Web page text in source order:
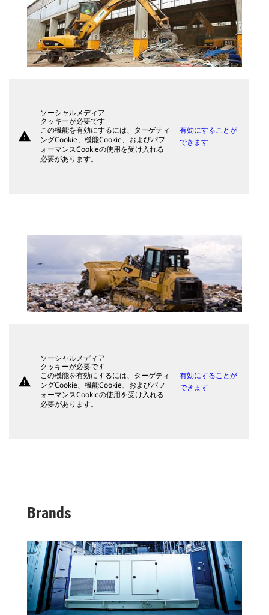
warning
ソーシャルメディア
クッキーが必要です
この機能を有効にするには、ターゲティ
ングCookie、機能Cookie、およびパフ
ォーマンスCookieの使用を受け入れる
必要があります。
有効にすることが
できます
warning
ソーシャルメディア
クッキーが必要です
この機能を有効にするには、ターゲティ
ングCookie、機能Cookie、およびパフ
ォーマンスCookieの使用を受け入れる
必要があります。
有効にすることが
できます
Brands